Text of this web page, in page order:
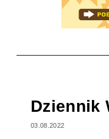
Dziennik
03.08.2022